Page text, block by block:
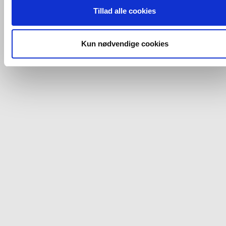
ovenfor nævnte formål med de pågældende cookies. Du har
og fra nedenfor. Til enhver tid er det ligeledes muligt, at
dit samtykke, hvis du måtte ønske det.
Du kan se mere om, hvordan vi behandler dine
Tillad alle cookies
Kun nødvendige cookies